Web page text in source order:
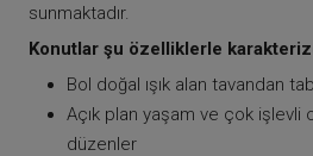
sunmaktadır.
Konutlar şu özelliklerle
Bol doğal ışık alan tavandan
Açık plan yaşam ve çok işlevli
düzenler